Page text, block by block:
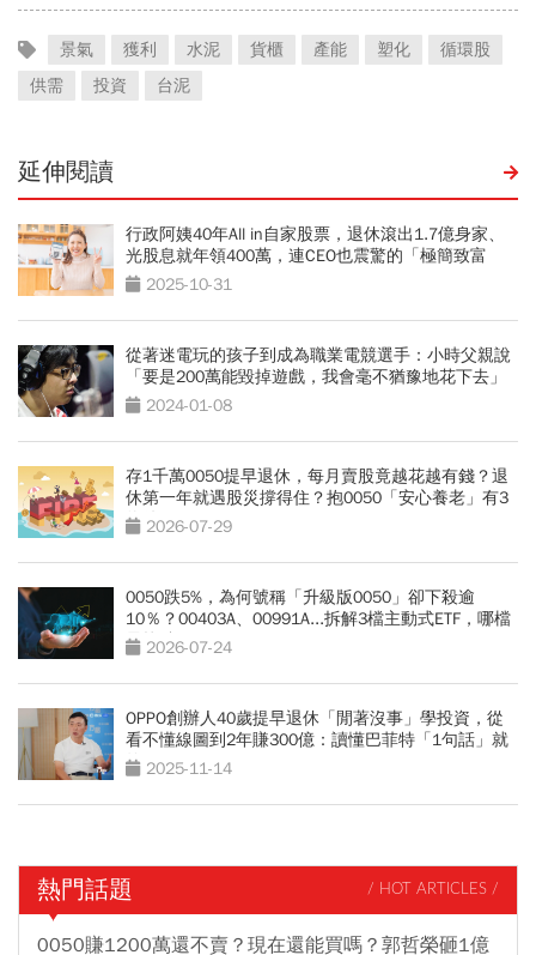
景氣 獲利 水泥 貨櫃 產能 塑化
循環股
供需
投資 台泥
延伸閱讀
行政阿姨40年All in自家股票，退休滾出1.7億身家、
光股息就年領400萬，連CEO也震驚的「極簡致富
術」2025-10-31
從著迷電玩的孩子到成為職業電競選手：小時父親說
「要是200萬能毀掉遊戲，我會毫不猶豫地花下去」
2024-01-08
存1千萬0050提早退休，每月賣股竟越花越有錢？退
休第一年就遇股災撐得住？抱0050「安心養老」有3
條件2026-07-29
0050跌5%，為何號稱「升級版0050」卻下殺逾
10％？00403A、00991A...拆解3檔主動式ETF，哪檔
最抗跌？
2026-07-24
OPPO創辦人40歲提早退休「閒著沒事」學投資，從
看不懂線圖到2年賺300億：讀懂巴菲特「1句話」就
夠了2025-11-14
熱門話題 / HOT ARTICLES /
0050賺1200萬還不賣？現在還能買嗎？郭哲榮砸1億